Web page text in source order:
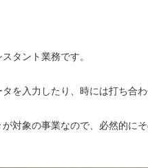
タント業務です。
を入力したり、時には打ち合わ
対象の事業なので、必然的に